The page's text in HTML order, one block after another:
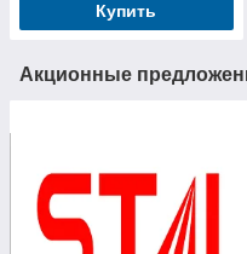
Купить
Акционные